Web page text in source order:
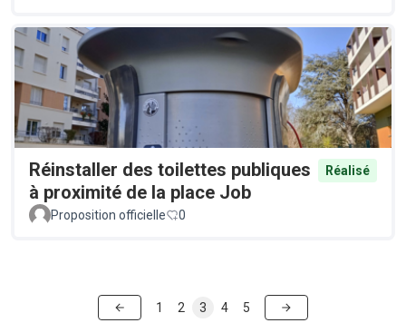
Réinstaller des toilettes publiques
à proximité de la place Job
Réalisé
Proposition officielle 0
1 2 3 4 5